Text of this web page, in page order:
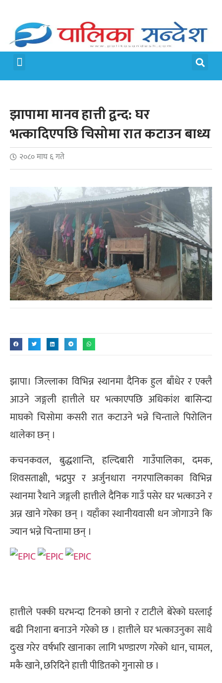
झापामा मानव हात्ती द्वन्द: घर
भत्कादिएपछि चिसोमा रात कटाउन बाध्य
२०८० माघ ६ गते
झापा। जिल्लाका विभिन्न स्थानमा दैनिक हुल बाँधेर र एक्लै
आउने जङ्गली हात्तीले घर भत्काएपछि अधिकांश बासिन्दा
माघको चिसोमा कसरी रात कटाउने भन्ने चिन्ताले पिरोलिन
थालेका छन् ।
कचनकवल, बुद्धशान्ति, हल्दिबारी गाउँपालिका, दमक,
शिवसताक्षी, भद्रपुर र अर्जुनधारा नगरपालिकाका विभिन्न
स्थानमा रैथाने जङ्गली हात्तीले दैनिक गाउँ पसेर घर भत्काउने र
अन्न खाने गरेका छन् । यहाँका स्थानीयवासी धन जोगाउने कि
ज्यान भन्ने चिन्तामा छन् ।
हात्तीले पक्की घरभन्दा टिनको छानो र टाटीले बेरेको घरलाई
बढी निशाना बनाउने गरेको छ । हात्तीले घर भत्काउनुका साथै
दुःख गरेर वर्षभरि खानाका लागि भण्डारण गरेको धान, चामल,
मकै खाने, छरिदिने हात्ती पीडितको गुनासो छ ।